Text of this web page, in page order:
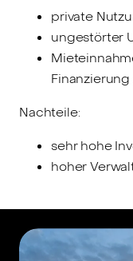
private
ungestörter
Nachteile:
sehr hohe
hoher